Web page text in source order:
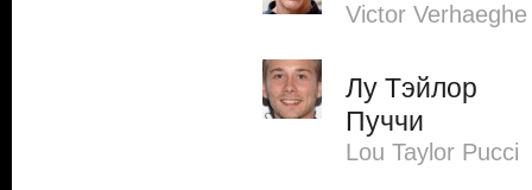
Victor Verhaeghe
Лу Тэйлор
Пуччи
Lou Taylor Pucci